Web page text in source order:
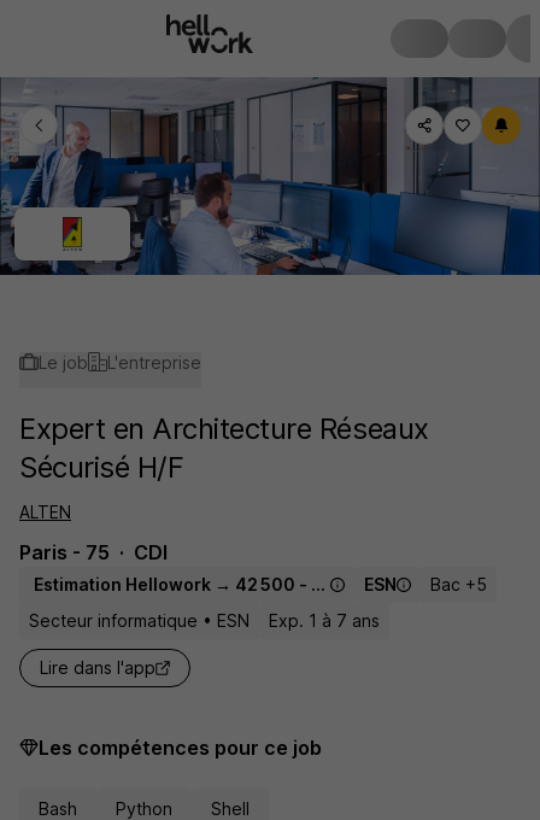
Le job L'entreprise
Expert en Architecture Réseaux
Sécurisé H/F
ALTEN
Paris - 75 CDI
Estimation Hellowork → 42 500 - 70 000 € / an
ESN
Bac +5
Secteur informatique • ESN
Exp. 1 à 7 ans
Lire dans l'app
Les compétences pour ce job
Bash Python Shell